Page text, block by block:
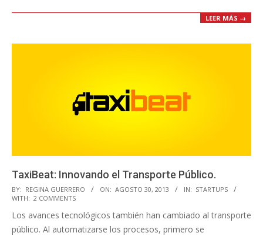
LEER MÁS →
TaxiBeat: Innovando el Transporte Público.
2013-
08-
30
BY: REGINA GUERRERO ON: AGOSTO 30, 2013 IN: STARTUPS
WITH: 2 COMMENTS
Los avances tecnológicos también han cambiado al transporte
público. Al automatizarse los procesos, primero se